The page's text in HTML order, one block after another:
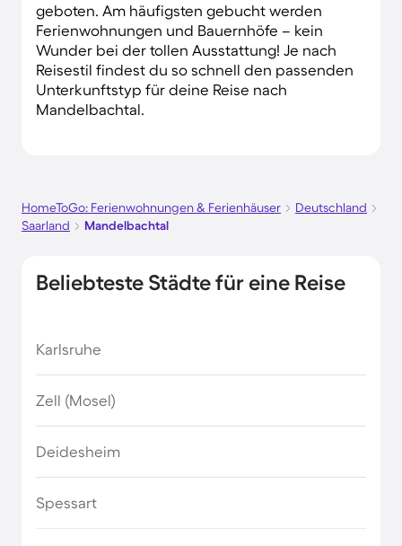
geboten. Am häufigsten gebucht werden
Ferienwohnungen und Bauernhöfe – kein
Wunder bei der tollen Ausstattung! Je nach
Reisestil findest du so schnell den passenden
Unterkunftstyp für deine Reise nach
Mandelbachtal.
HomeToGo: Ferienwohnungen & Ferienhäuser
Deutschland
Saarland
Mandelbachtal
Beliebteste Städte für eine Reise
Karlsruhe
Zell (Mosel)
Deidesheim
Spessart